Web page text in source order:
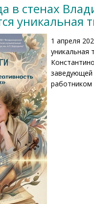
в стенах
уникальная
1 апреля
уникальная
заведующей